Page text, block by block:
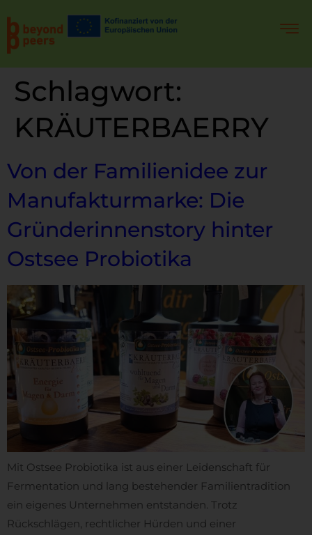
Schlagwort:
KRÄUTERBAERRY
Von der Familienidee zur
Manufakturmarke: Die
Gründerinnenstory hinter
Ostsee Probiotika
Mit Ostsee Probiotika ist aus einer Leidenschaft für
Fermentation und lang bestehender Familientradition
ein eigenes Unternehmen entstanden. Trotz
Rückschlägen, rechtlicher Hürden und einer